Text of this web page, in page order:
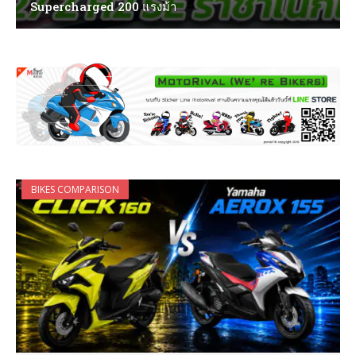
Supercharged 200 แรงม้า
BIKES COMPARISON